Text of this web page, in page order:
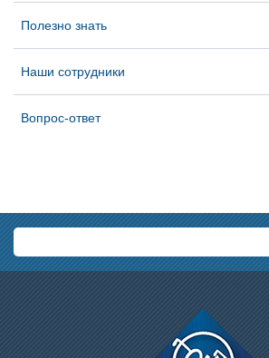
Полезно знать
Наши сотрудники
Вопрос-ответ